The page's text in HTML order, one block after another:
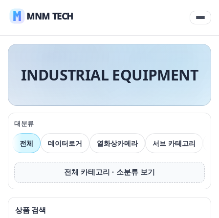
MNM TECH
INDUSTRIAL EQUIPMENT
대분류
전체 데이터로거 열화상카메라 서브 카테고리
전체 카테고리 · 소분류 보기
상품 검색